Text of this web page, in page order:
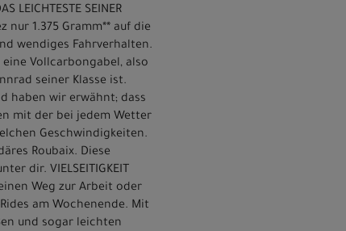
SEINER
nur 1.375 Gramm** auf die
wendiges Fahrverhalten.
Vollcarbongabel, also
seiner Klasse ist.
haben wir erwähnt; dass
mit der bei jedem Wetter
Geschwindigkeiten.
Roubaix. Diese
dir. VIELSEITIGKEIT
Weg zur Arbeit oder
am Wochenende. Mit
und sogar leichten